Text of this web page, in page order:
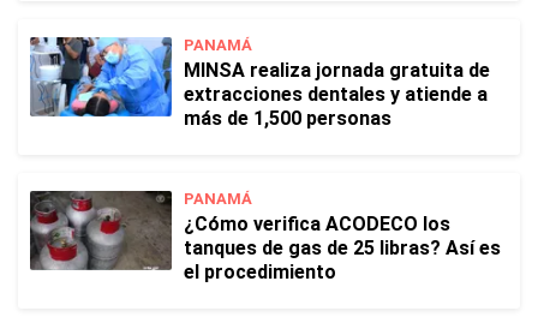
PANAMÁ
MINSA realiza jornada gratuita de
extracciones dentales y atiende a
más de 1,500 personas
PANAMÁ
¿Cómo verifica ACODECO los
tanques de gas de 25 libras? Así es
el procedimiento